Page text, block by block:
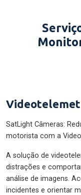
SatLight Câmeras:
motorista com a
A solução de
distrações e
análise de imagens.
incidentes e orientar